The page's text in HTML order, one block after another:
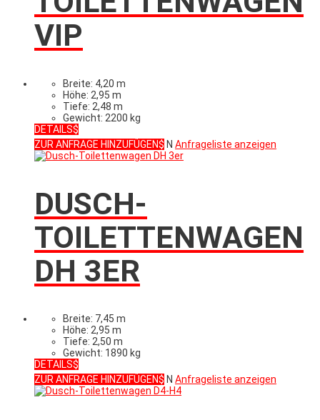
VIP
Breite: 4,20 m
Höhe: 2,95 m
Tiefe: 2,48 m
Gewicht: 2200 kg
DETAILS
ZUR ANFRAGE HINZUFÜGEN
N Anfrageliste anzeigen
DUSCH-
TOILETTENWAGEN
DH 3ER
Breite: 7,45 m
Höhe: 2,95 m
Tiefe: 2,50 m
Gewicht: 1890 kg
DETAILS
ZUR ANFRAGE HINZUFÜGEN
N Anfrageliste anzeigen